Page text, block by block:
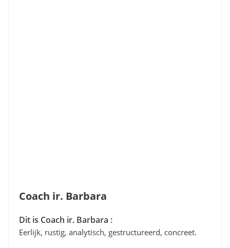
Coach ir. Barbara
Dit is Coach ir. Barbara :
Eerlijk, rustig, analytisch, gestructureerd, concreet.